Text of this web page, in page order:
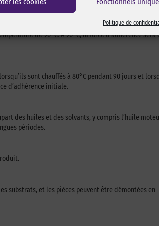
Politique de
de 90°C. A 90°C, la force d’adhérence sera
sont chauffés à 80°C pendant 90 jours et
d’adhérence initiale.
des huiles et des solvants, y compris l’huile
périodes.
substrats, et les pièces peuvent être démontées en